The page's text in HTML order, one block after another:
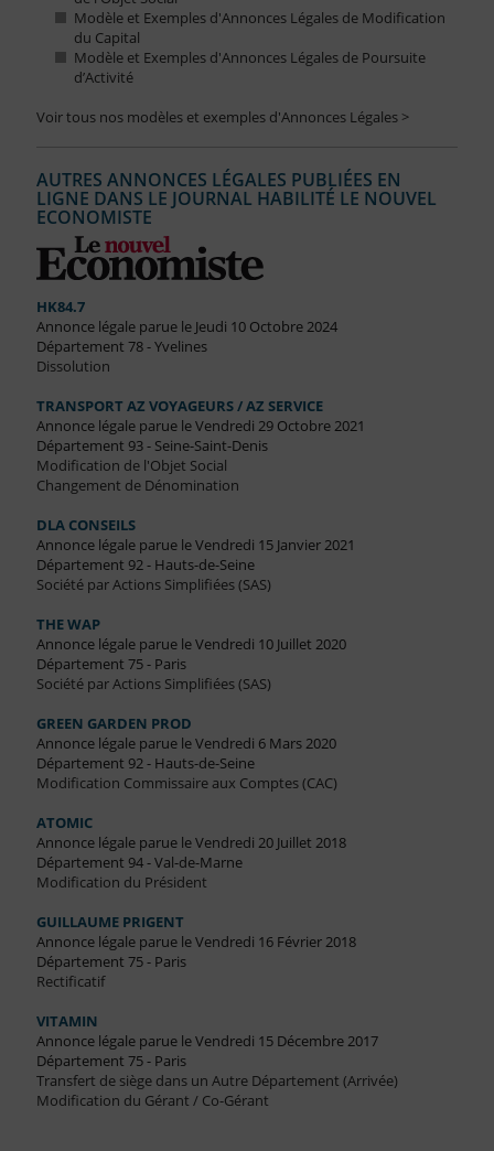
Modèle et Exemples d'Annonces Légales de Modification
du Capital
Modèle et Exemples d'Annonces Légales de Poursuite
d’Activité
Voir tous nos modèles et exemples d'Annonces Légales >
AUTRES ANNONCES LÉGALES PUBLIÉES EN
LIGNE DANS LE JOURNAL HABILITÉ LE NOUVEL
ECONOMISTE
HK84.7
Annonce légale parue le Jeudi 10 Octobre 2024
Département 78 - Yvelines
Dissolution
TRANSPORT AZ VOYAGEURS / AZ SERVICE
Annonce légale parue le Vendredi 29 Octobre 2021
Département 93 - Seine-Saint-Denis
Modification de l'Objet Social
Changement de Dénomination
DLA CONSEILS
Annonce légale parue le Vendredi 15 Janvier 2021
Département 92 - Hauts-de-Seine
Société par Actions Simplifiées (SAS)
THE WAP
Annonce légale parue le Vendredi 10 Juillet 2020
Département 75 - Paris
Société par Actions Simplifiées (SAS)
GREEN GARDEN PROD
Annonce légale parue le Vendredi 6 Mars 2020
Département 92 - Hauts-de-Seine
Modification Commissaire aux Comptes (CAC)
ATOMIC
Annonce légale parue le Vendredi 20 Juillet 2018
Département 94 - Val-de-Marne
Modification du Président
GUILLAUME PRIGENT
Annonce légale parue le Vendredi 16 Février 2018
Département 75 - Paris
Rectificatif
VITAMIN
Annonce légale parue le Vendredi 15 Décembre 2017
Département 75 - Paris
Transfert de siège dans un Autre Département (Arrivée)
Modification du Gérant / Co-Gérant